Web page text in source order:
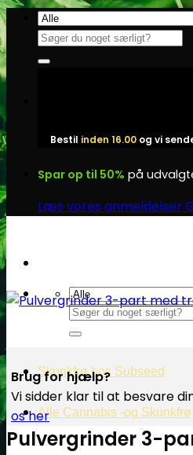
Fortsæt
indhold
Søg
efter:
Bestil inden 16.00 og vi
Spar op til 50% på
Læs vores anmeldelser
Søg
efter:
Skunkfrø hos Subseed
Alle Cannabis -og Skunkfrø
Brug for hjælp?
Vi sidder klar til at besvare
os her
Pulvergrinder 3-